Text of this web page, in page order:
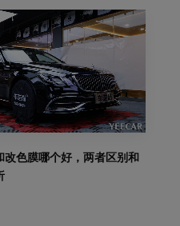
改色膜哪个好，两者区别和